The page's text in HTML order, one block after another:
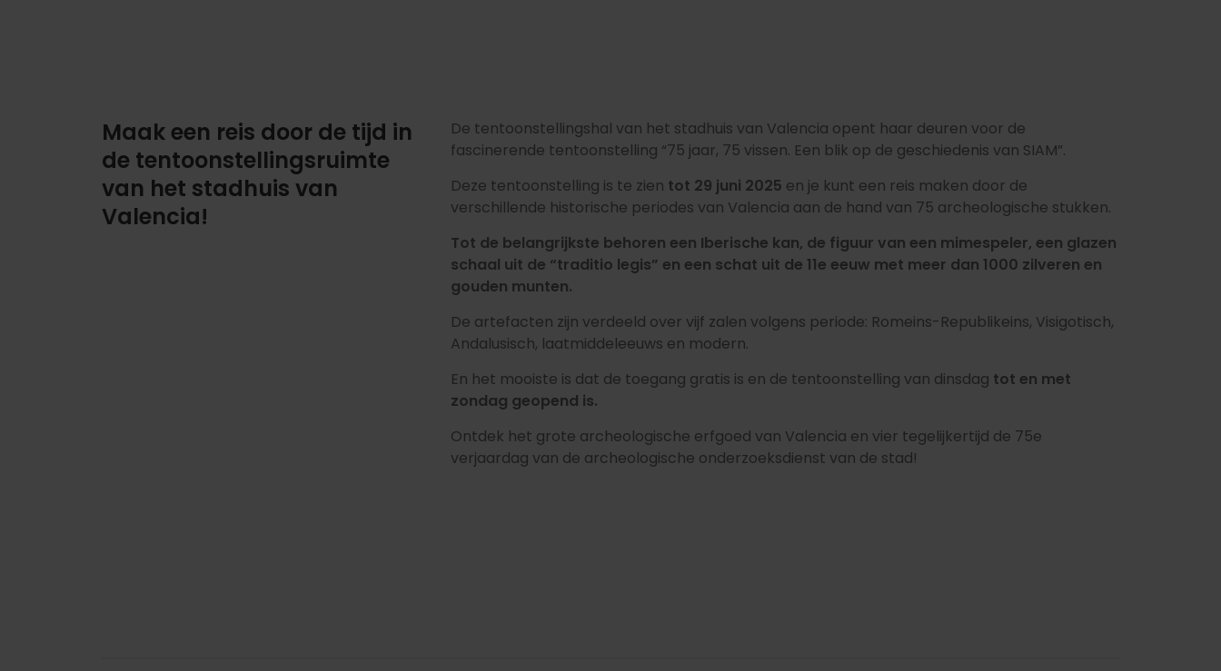
Maak een reis door de tijd in
de tentoonstellingsruimte
van het stadhuis van
Valencia!
De tentoonstellingshal van het stadhuis van Valencia opent haar deuren voor de
fascinerende tentoonstelling “75 jaar, 75 vissen. Een blik op de geschiedenis van SIAM”.
Deze tentoonstelling is te zien tot 29 juni 2025 en je kunt een reis maken door de
verschillende historische periodes van Valencia aan de hand van 75 archeologische stukken.
Tot de belangrijkste behoren een Iberische kan, de figuur van een mimespeler, een glazen
schaal uit de “traditio legis” en een schat uit de 11e eeuw met meer dan 1000 zilveren en
gouden munten.
De artefacten zijn verdeeld over vijf zalen volgens periode: Romeins-Republikeins, Visigotisch,
Andalusisch, laatmiddeleeuws en modern.
En het mooiste is dat de toegang gratis is en de tentoonstelling van dinsdag tot en met
zondag geopend is.
Ontdek het grote archeologische erfgoed van Valencia en vier tegelijkertijd de 75e
verjaardag van de archeologische onderzoeksdienst van de stad!